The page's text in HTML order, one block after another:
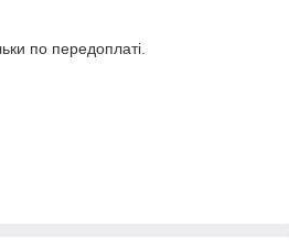
по передоплаті.